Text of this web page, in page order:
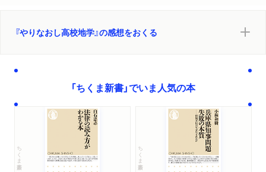
層・南海トラフとは/九州にも「地震の巣」がある/液状化現象と
第5章 動く大気・動く海洋の構造
1 地球を覆う大気の構造
大気が気象の「決め手」となる/大気はどのような構造をしている
2 地球上の温度が一定に保たれる仕組み
太陽エネルギーが地球を暖める/ 「温室」 効果をもたらす気体/日
本の「猛暑」は温暖化のせい?/ヒートアイランドはなぜ起こる?/
『やりなおし高校地学』の感想をおくる
「ちくま新書」でいま人気の本
ちくま新書 ちくま新書